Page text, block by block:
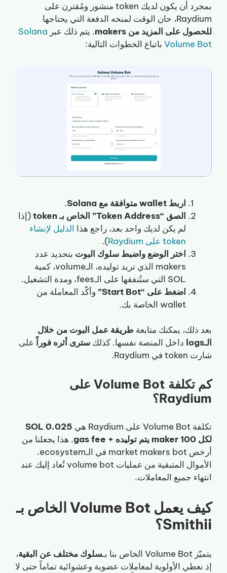
بمجرد أن يكون لديك token منشور ومُقترن على
Raydium، حان الوقت لمنحه الدفعة التي يحتاجها
للحصول على المزيد من makers
. يتم ذلك عبر Solana
Volume Bot باتباع الخطوات التالية:
اربط wallet متوافقة مع Solana
.
الصق “Token Address” الخاص بـ token
(إذا
لم يكن لديك واحد بعد، راجع هذا الدليل لإنشاء
token على Raydium
).
اختر الوضع واضبط سلوك البوت بتحديد عدد
makers الذي تريد توليده، الـvolume، كمية
SOL التي ستُنفقها على الـfees، ومدة التشغيل.
اضغط على “Start Bot”
وأكّد المعاملة من
wallet الخاصة بك.
بعد ذلك، يمكنك متابعة طريقة عمل البوت من خلال
الـlogs
داخل المنصة نفسها. كذلك سترى أثره فوراً على
شارت token في Raydium.
كم تكلفة Volume Bot على
Raydium؟
تكلفة Volume Bot على Raydium هي
0.025 SOL
لكل 100 maker يتم توليده + gas fee
. هذا يجعلنا من
أرخص market makers bot في الـecosystem.
الأموال المتبقية من عمليات volume bot تُعاد إليك عند
انتهاء جميع المعاملات.
كيف يعمل Volume Bot الخاص بـ
Smithii؟
يتميّز Volume Bot الخاص بنا بـ سلوك مختلف عن البقية،
إذ نعطي الأولوية لمعاملات عضوية وعشوائية تماماً حتى لا